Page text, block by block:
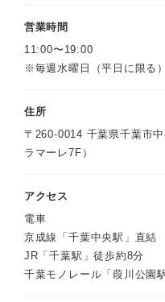
営業時間
11:00〜19:00
※毎週水曜日（平日に限る
住所
〒260-0014 千葉県千葉市
ラマーレ7F）
アクセス
電車
京成線「千葉中央駅」直結
JR「千葉駅」徒歩約8分
千葉モノレール「葭川公園